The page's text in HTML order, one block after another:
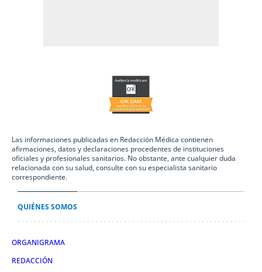
Las informaciones publicadas en Redacción Médica contienen
afirmaciones, datos y declaraciones procedentes de instituciones
oficiales y profesionales sanitarios. No obstante, ante cualquier duda
relacionada con su salud, consulte con su especialista sanitario
correspondiente.
QUIÉNES SOMOS
ORGANIGRAMA
REDACCIÓN